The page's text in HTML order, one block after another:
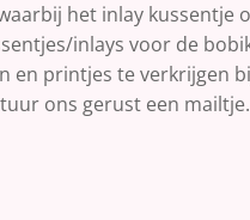
het inlay kussentje
inlays voor de
en printjes te verkrijgen
ons gerust een mailtje.